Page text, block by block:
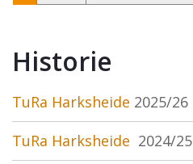
Historie
TuRa Harksheide 2025/26
TuRa Harksheide 2024/25